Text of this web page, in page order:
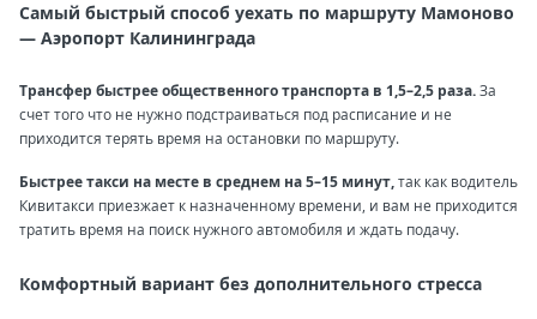
Самый быстрый способ уехать по маршруту Мамоново
— Аэропорт Калининграда
Трансфер быстрее общественного транспорта в 1,5–2,5 раза.За
счет того что не нужно подстраиваться под расписание и не
приходится терять время на остановки по маршруту.
Быстрее такси на месте в среднем на 5–15 минут,так как водитель
Кивитакси приезжает к назначенному времени, и вам не приходится
тратить время на поиск нужного автомобиля и ждать подачу.
Комфортный вариант без дополнительного стресса